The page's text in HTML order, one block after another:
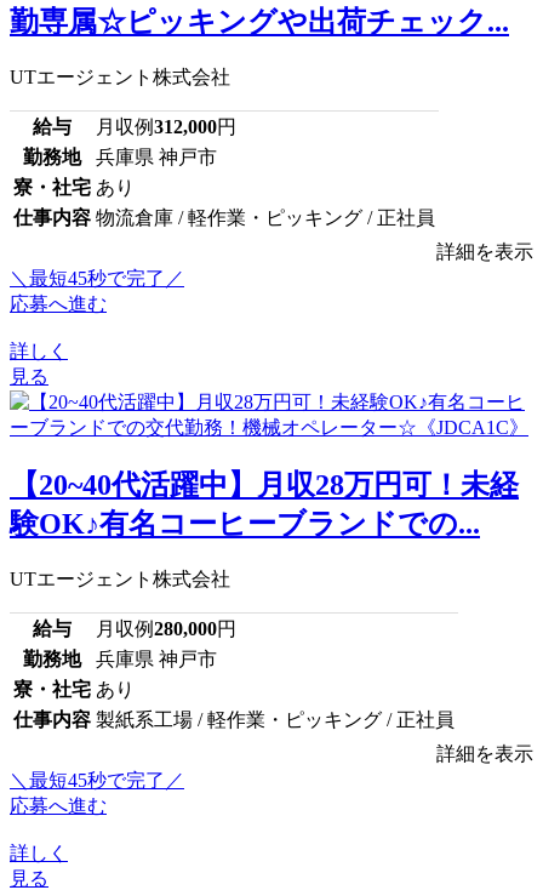
勤専属☆ピッキングや出荷チェック...
UTエージェント株式会社
給与 月収例312,000円
勤務地
兵庫県 神戸市
寮・社宅 あり
仕事内容 物流倉庫 / 軽作業・ピッキング / 正社員
詳細を表示
＼最短45秒で完了／
応募へ進む
詳しく
見る
【20~40代活躍中】月収28万円可！未経
験OK♪有名コーヒーブランドでの...
UTエージェント株式会社
給与 月収例280,000円
勤務地
兵庫県 神戸市
寮・社宅 あり
仕事内容 製紙系工場 / 軽作業・ピッキング / 正社員
詳細を表示
＼最短45秒で完了／
応募へ進む
詳しく
見る